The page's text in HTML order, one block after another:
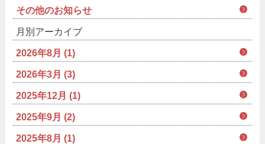
その他のお知らせ
月別アーカイブ
2026年8月 (1)
2026年3月 (3)
2025年12月 (1)
2025年9月 (2)
2025年8月 (1)